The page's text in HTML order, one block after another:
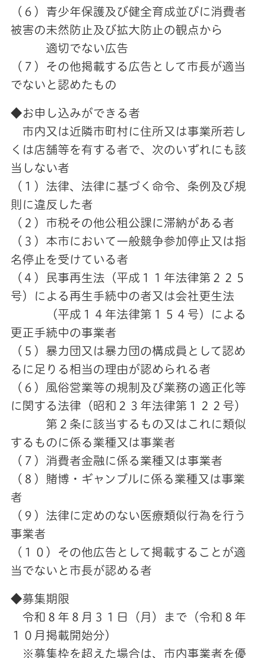
（６）青少年保護及び健全育成並びに消費者
被害の未然防止及び拡大防止の観点から
適切でない広告
（７）その他掲載する広告として市長が適当
でないと認めたもの
◆お申し込みができる者
市内又は近隣市町村に住所又は事業所若し
くは店舗等を有する者で、次のいずれにも該
当しない者
（１）法律、法律に基づく命令、条例及び規
則に違反した者
（２）市税その他公租公課に滞納がある者
（３）本市において一般競争参加停止又は指
名停止を受けている者
（４）民事再生法（平成１１年法律第２２５
号）による再生手続中の者又は会社更生法
（平成１４年法律第１５４号）による
更正手続中の事業者
（５）暴力団又は暴力団の構成員として認め
るに足りる相当の理由が認められる者
（６）風俗営業等の規制及び業務の適正化等
に関する法律（昭和２３年法律第１２２号）
第２条に該当するもの又はこれに類似
するものに係る業種又は事業者
（７）消費者金融に係る業種又は事業者
（８）賭博・ギャンブルに係る業種又は事業
者
（９）法律に定めのない医療類似行為を行う
事業者
（１０）その他広告として掲載することが適
当でないと市長が認める者
◆募集期限
令和８年８月３１日（月）まで（令和８年
１０月掲載開始分）
※募集枠を超えた場合は、市内事業者を優